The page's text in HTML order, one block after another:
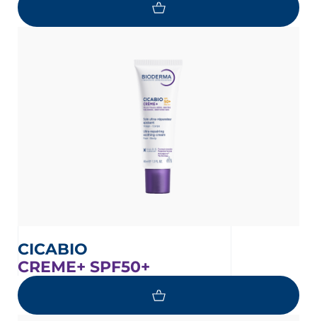
CICABIO
CREME+ SPF50+